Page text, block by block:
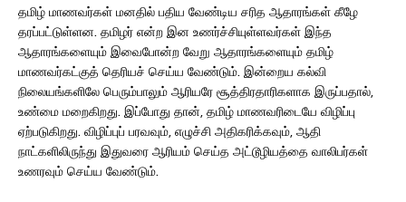
தமிழ் மாணவர்கள் மனதில் பதிய வேண்டிய சரித ஆதாரங்கள் கீழே
தரப்பட்டுள்ளன. தமிழர் என்ற இன உணர்ச்சியுள்ளவர்கள் இந்த
ஆதாரங்களையும் இவைபோன்ற வேறு ஆதாரங்களையும் தமிழ்
மாணவர்கட்குத் தெரியச் செய்ய வேண்டும். இன்றைய கல்வி
நிலையங்களிலே பெரும்பாலும் ஆரியரே சூத்திரதாரிகளாக இருப்பதால்,
உண்மை மறைகிறது. இப்போது தான், தமிழ் மாணவரிடையே விழிப்பு
ஏற்படுகிறது. விழிப்புப் பரவவும், எழுச்சி அதிகரிக்கவும், ஆதி
நாட்களிலிருந்து இதுவரை ஆரியம் செய்த அட்டூழியத்தை வாலிபர்கள்
உணரவும் செய்ய வேண்டும்.